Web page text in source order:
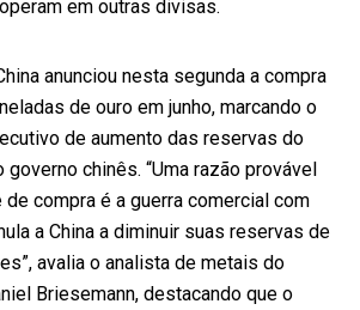
em outras divisas.
anunciou nesta segunda a compra
de ouro em junho, marcando o
de aumento das reservas do
chinês. “Uma razão provável
compra é a guerra comercial com
a China a diminuir suas reservas de
avalia o analista de metais do
Briesemann, destacando que o